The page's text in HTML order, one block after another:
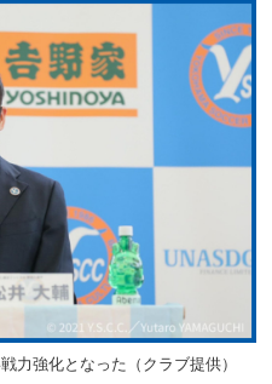
力強化となった（クラブ提供）